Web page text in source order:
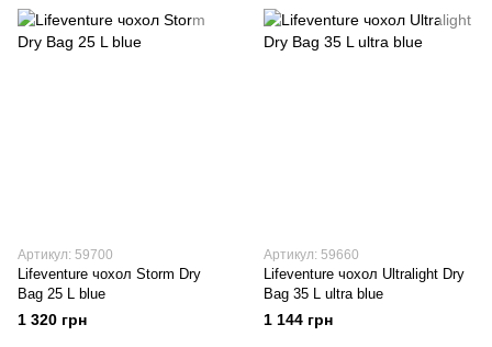
Артикул: 59700
Lifeventure чохол Storm Dry
Bag 25 L blue
1 320 грн
Артикул: 59660
Lifeventure чохол Ultralight Dry
Bag 35 L ultra blue
1 144 грн